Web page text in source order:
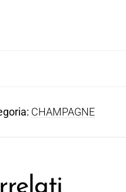
CHAMPAGNE